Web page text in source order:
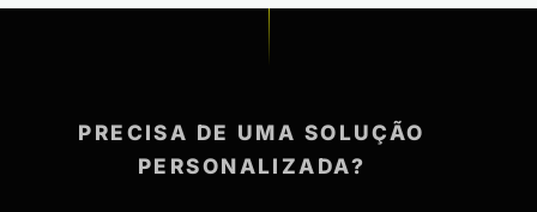
PRECISA DE UMA SOLUÇÃO
PERSONALIZADA?